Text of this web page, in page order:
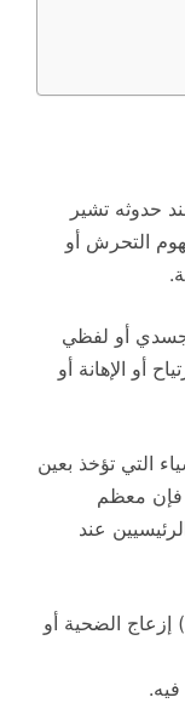
حدوثه تشير
التحرش أو
أو لفظي
أو الإهانة أو
التي تؤخذ بعين
فإن معظم
عند
إزعاج الضحية أو